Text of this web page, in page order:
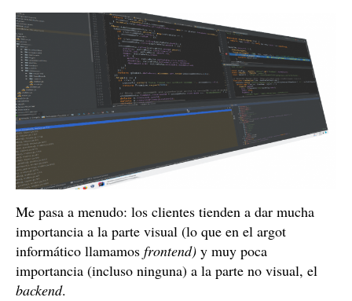
Me pasa a menudo: los clientes tienden a dar mucha
importancia a la parte visual (lo que en el argot
informático llamamos frontend) y muy poca
importancia (incluso ninguna) a la parte no visual, el
backend.